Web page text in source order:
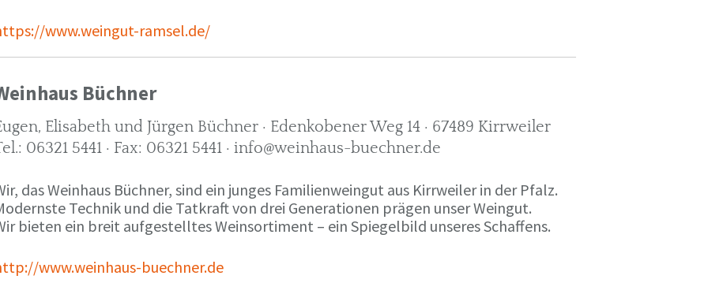
www.weingut-ramsel.de/
Büchner
Elisabeth und Jürgen Büchner · Edenkobener Weg 14 · 67489 Kirrweiler
06321 5441 · Fax: 06321 5441 · info@weinhaus-buechner.de
das Weinhaus Büchner, sind ein junges Familienweingut aus Kirrweiler in der Pfalz.
Technik und die Tatkraft von drei Generationen prägen unser Weingut.
bieten ein breit aufgestelltes Weinsortiment – ein Spiegelbild unseres Schaffens.
www.weinhaus-buechner.de